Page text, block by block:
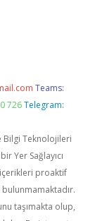
Teams:
726 Telegram:
Bilgi Teknolojileri
Yer Sağlayıcı
proaktif
taşımakta olup,